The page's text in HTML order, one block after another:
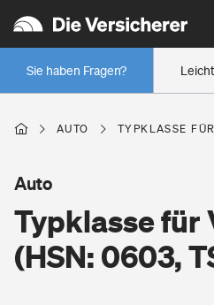
Sie haben Fragen?
Wer versichert was: Jetzt
Regionalklassen: So ist Ihre
Wer versichert was: Jetzt
Berufsunfähigkeitsversicherung
Erwerbsunfähigkeitsversicherung
Wohnen
AUTO TYPKLASSE
Typklasse für
(HSN: 0603,
Auto